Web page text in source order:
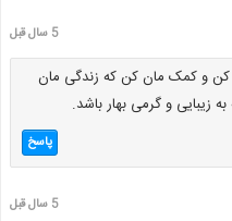
5 سال قبل
کن و کمک مان کن که زندگی مان
زیبایی و گرمی بهار باشد.
پاسخ
5 سال قبل